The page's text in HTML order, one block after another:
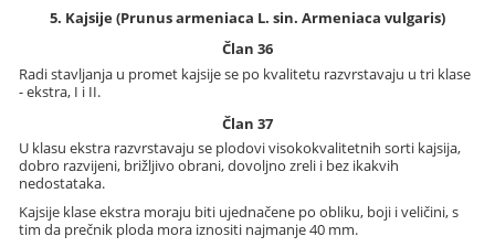
5. Kajsije (Prunus armeniaca L. sin. Armeniaca vulgaris)
Član 36
Radi stavljanja u promet kajsije se po kvalitetu razvrstavaju u tri klase
- ekstra, I i II.
Član 37
U klasu ekstra razvrstavaju se plodovi visokokvalitetnih sorti kajsija,
dobro razvijeni, brižljivo obrani, dovoljno zreli i bez ikakvih
nedostataka.
Kajsije klase ekstra moraju biti ujednačene po obliku, boji i veličini, s
tim da prečnik ploda mora iznositi najmanje 40 mm.